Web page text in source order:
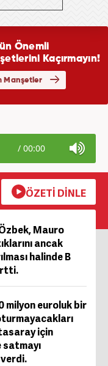
/ 00:00
ÖZETİ DİNLE
Mauro
ancak
halinde B
milyon euroluk bir
için